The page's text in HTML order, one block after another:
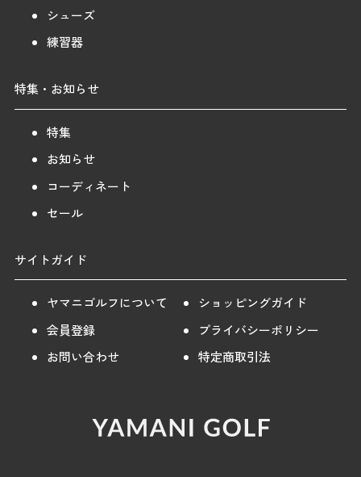
シューズ
練習器
特集・お知らせ
特集
お知らせ
コーディネート
セール
サイトガイド
ヤマニゴルフについて
ショッピングガイド
会員登録
プライバシーポリシー
お問い合わせ
特定商取引法